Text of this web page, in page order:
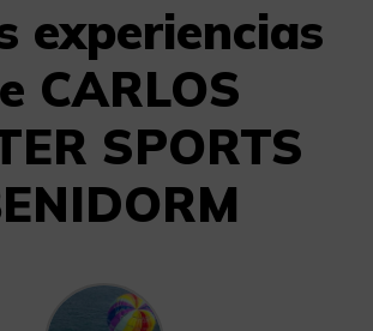
experiencias
CARLOS
SPORTS